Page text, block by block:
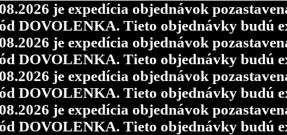
je expedícia objednávok
DOVOLENKA. Tieto objednávky budú
je expedícia objednávok
DOVOLENKA. Tieto objednávky budú
je expedícia objednávok
DOVOLENKA. Tieto objednávky budú
je expedícia objednávok
DOVOLENKA. Tieto objednávky budú